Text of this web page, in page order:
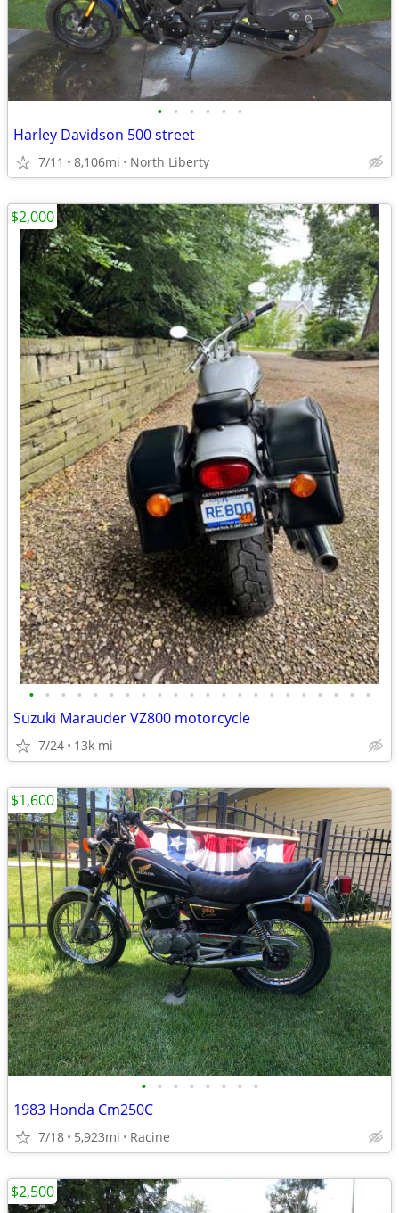
• • • • • •
Harley Davidson 500 street
7/11 8,106mi North Liberty
• • • • • • • • • • • • • • • • • • • • • •
Suzuki Marauder VZ800 motorcycle
7/24 13k mi
$2,000
• • • • • • • •
1983 Honda Cm250C
7/18 5,923mi Racine
$1,600
$2,500